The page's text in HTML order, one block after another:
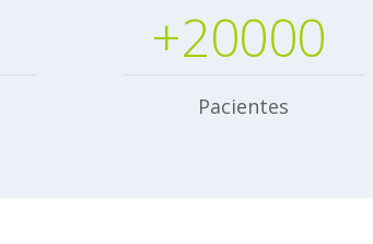
20000
Pacientes